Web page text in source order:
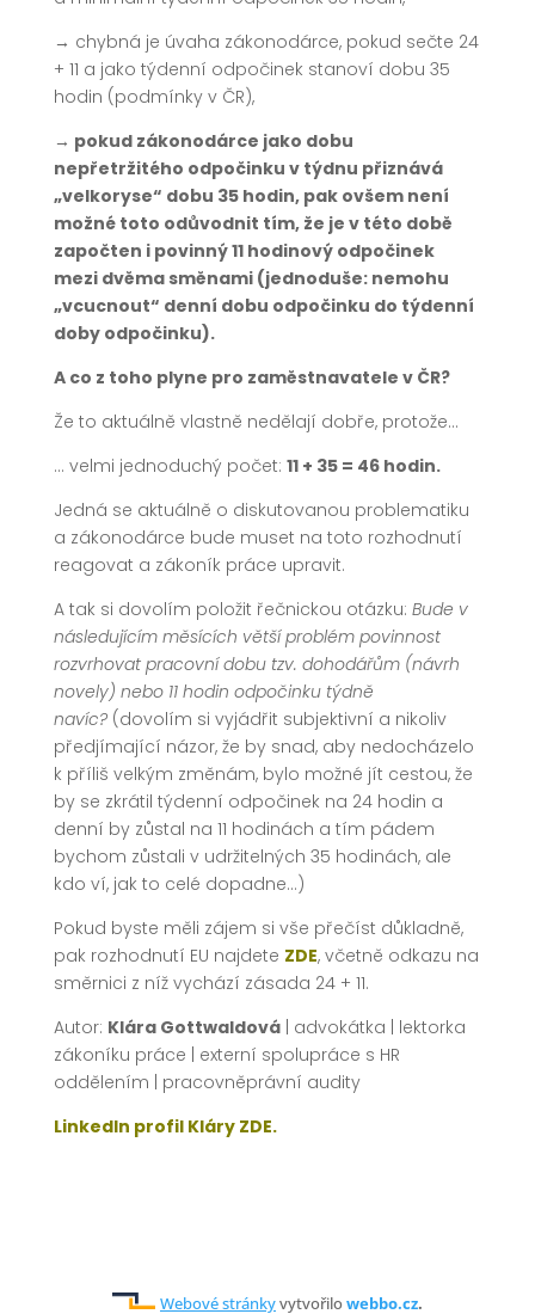
→ chybná je úvaha zákonodárce, pokud sečte 24
+ 11 a jako týdenní odpočinek stanoví dobu 35
hodin (podmínky v ČR),
→ pokud zákonodárce jako dobu
nepřetržitého odpočinku v týdnu přiznává
„velkoryse“ dobu 35 hodin, pak ovšem není
možné toto odůvodnit tím, že je v této době
započten i povinný 11 hodinový odpočinek
mezi dvěma směnami (jednoduše: nemohu
„vcucnout“ denní dobu odpočinku do týdenní
doby odpočinku).
A co z toho plyne pro zaměstnavatele v ČR?
Že to aktuálně vlastně nedělají dobře, protože…
… velmi jednoduchý počet: 11 + 35 = 46 hodin.
Jedná se aktuálně o diskutovanou problematiku
a zákonodárce bude muset na toto rozhodnutí
reagovat a zákoník práce upravit.
A tak si dovolím položit řečnickou otázku: Bude v
následujícím měsících větší problém povinnost
rozvrhovat pracovní dobu tzv. dohodářům (návrh
novely) nebo 11 hodin odpočinku týdně
navíc? (dovolím si vyjádřit subjektivní a nikoliv
předjímající názor, že by snad, aby nedocházelo
k příliš velkým změnám, bylo možné jít cestou, že
by se zkrátil týdenní odpočinek na 24 hodin a
denní by zůstal na 11 hodinách a tím pádem
bychom zůstali v udržitelných 35 hodinách, ale
kdo ví, jak to celé dopadne…)
Pokud byste měli zájem si vše přečíst důkladně,
pak rozhodnutí EU najdete ZDE, včetně odkazu na
směrnici z níž vychází zásada 24 + 11.
Autor: Klára Gottwaldová| advokátka | lektorka
zákoníku práce | externí spolupráce s HR
oddělením | pracovněprávní audity
LinkedIn profil Kláry ZDE.
Webové stránkyvytvořilowebbo.cz.